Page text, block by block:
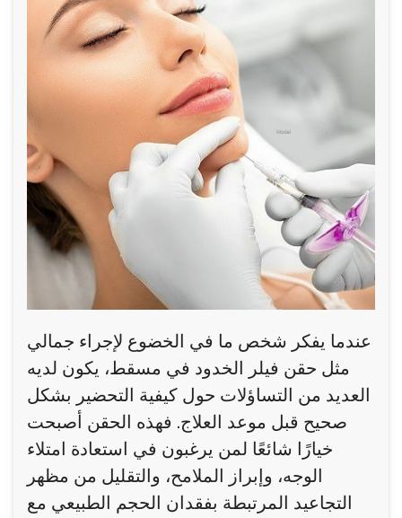
عندما يفكر شخص ما في الخضوع لإجراء جمالي
مثل حقن فيلر الخدود في مسقط، يكون لديه
العديد من التساؤلات حول كيفية التحضير بشكل
صحيح قبل موعد العلاج. فهذه الحقن أصبحت
خيارًا شائعًا لمن يرغبون في استعادة امتلاء
الوجه، وإبراز الملامح، والتقليل من مظهر
التجاعيد المرتبطة بفقدان الحجم الطبيعي مع